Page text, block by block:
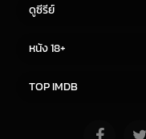
ดูซีรีย์
หนัง 18+
TOP IMDB